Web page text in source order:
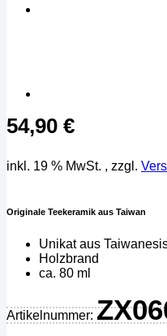
54,90 €
inkl. 19 % MwSt. , zzgl.
Originale Teekeramik aus Taiwan
Unikat aus
Holzbrand
ca. 80 ml
Artikelnummer: